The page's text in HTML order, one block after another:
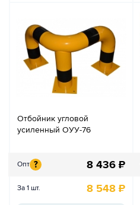
Отбойник угловой
усиленный ОУУ-76
Опт ? 8 436 ₽
За 1 шт. 8 548 ₽